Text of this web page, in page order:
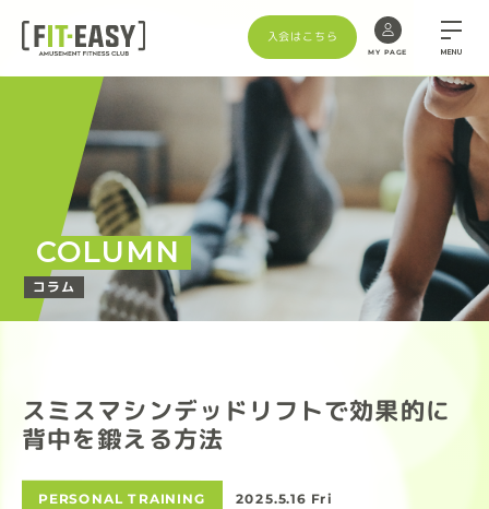
入会はこちら
MY PAGE MENU
COLUMN
コラム
スミスマシンデッドリフトで効果的に
背中を鍛える方法
PERSONAL TRAINING 2025.5.16 Fri